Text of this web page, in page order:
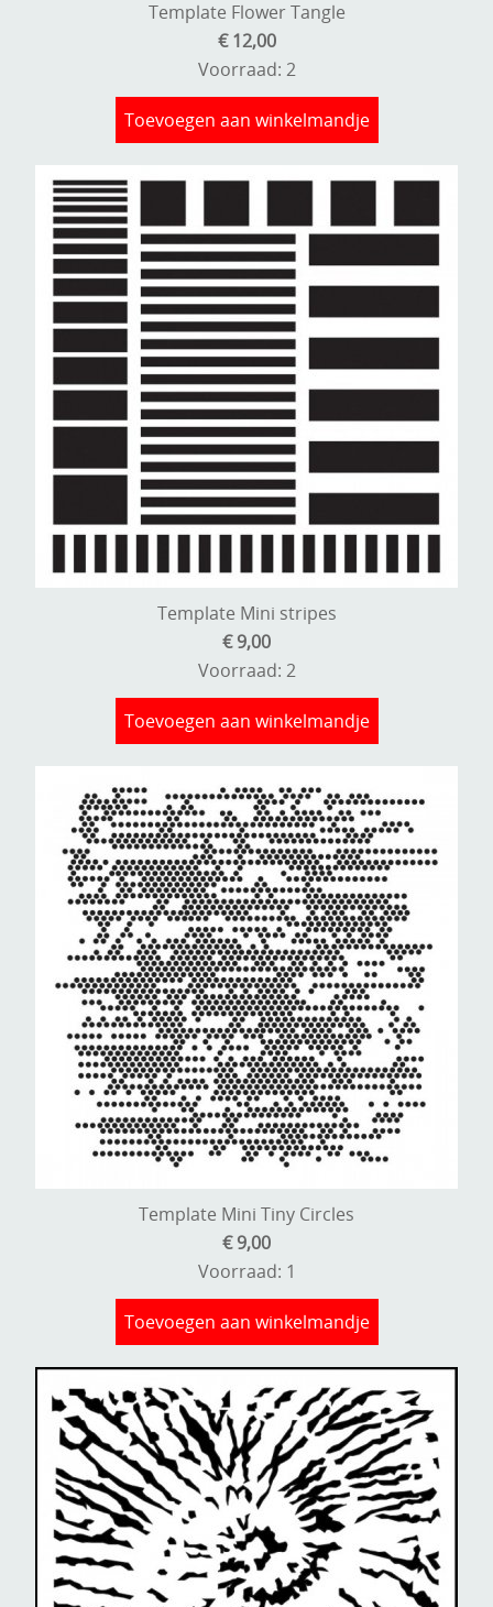
Template Flower Tangle
€ 12,00
Voorraad: 2
Toevoegen aan winkelmandje
Template Mini stripes
€ 9,00
Voorraad: 2
Toevoegen aan winkelmandje
Template Mini Tiny Circles
€ 9,00
Voorraad: 1
Toevoegen aan winkelmandje